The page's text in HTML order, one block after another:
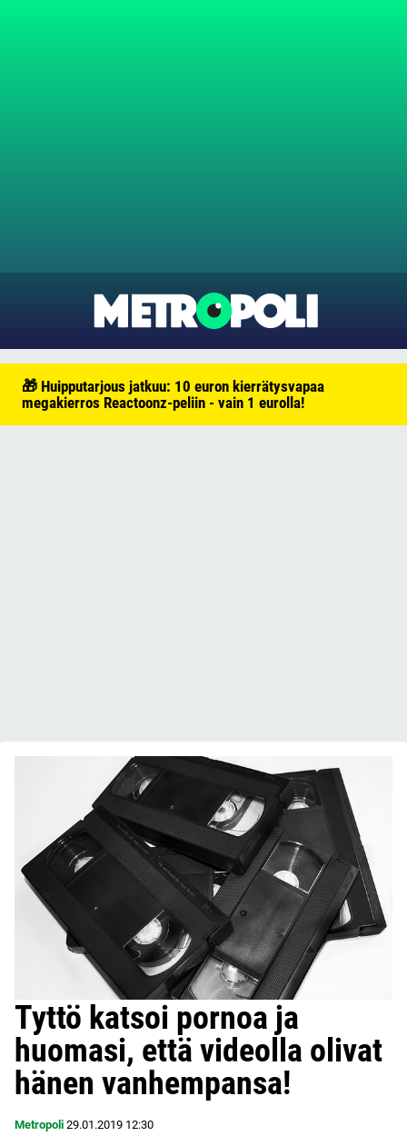
🎁 Huipputarjous jatkuu: 10 euron kierrätysvapaa
megakierros Reactoonz-peliin - vain 1 eurolla!
Tyttö katsoi pornoa ja
huomasi, että videolla olivat
hänen vanhempansa!
Metropoli 29.01.2019 12:30